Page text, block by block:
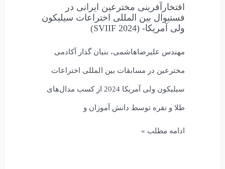
افتخارآفرینی مخترعین ایرانی در
فستیوال بین المللی اختراعات سیلیکون
ولی آمريكا- (SVIIF 2024)
مهندس علیرضاهاشمی، بنیان گذار آکادمی
مخترعین در مسابقات بین المللی اختراعات
سیلیکون ولی آمریکا 2024 از کسب مدال‌های
طلا و نقره توسط دانش آموزان و
ادامه مطلب »